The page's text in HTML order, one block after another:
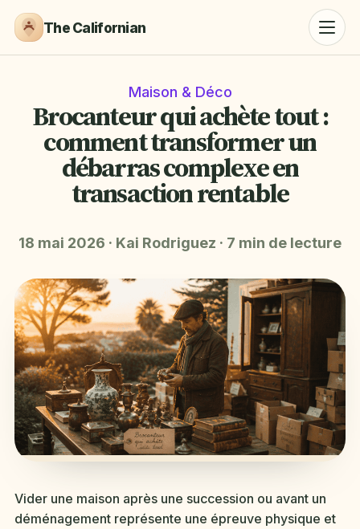
The Californian
Maison & Déco
Brocanteur qui achète tout :
comment transformer un
débarras complexe en
transaction rentable
18 mai 2026 · Kai Rodriguez · 7 min de lecture
Vider une maison après une succession ou avant un
déménagement représente une épreuve physique et